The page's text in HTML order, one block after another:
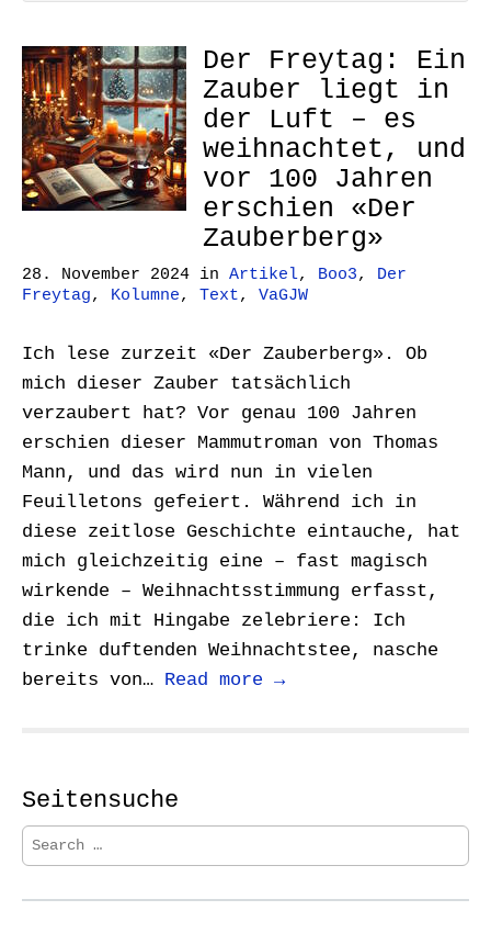
Der Freytag: Ein
Zauber liegt in
der Luft – es
weihnachtet, und
vor 100 Jahren
erschien «Der
Zauberberg»
28. November 2024 in Artikel, Boo3, Der
Freytag, Kolumne, Text, VaGJW
Ich lese zurzeit «Der Zauberberg». Ob
mich dieser Zauber tatsächlich
verzaubert hat? Vor genau 100 Jahren
erschien dieser Mammutroman von Thomas
Mann, und das wird nun in vielen
Feuilletons gefeiert. Während ich in
diese zeitlose Geschichte eintauche, hat
mich gleichzeitig eine – fast magisch
wirkende – Weihnachtsstimmung erfasst,
die ich mit Hingabe zelebriere: Ich
trinke duftenden Weihnachtstee, nasche
bereits von… Read more →
Seitensuche
S
e
r